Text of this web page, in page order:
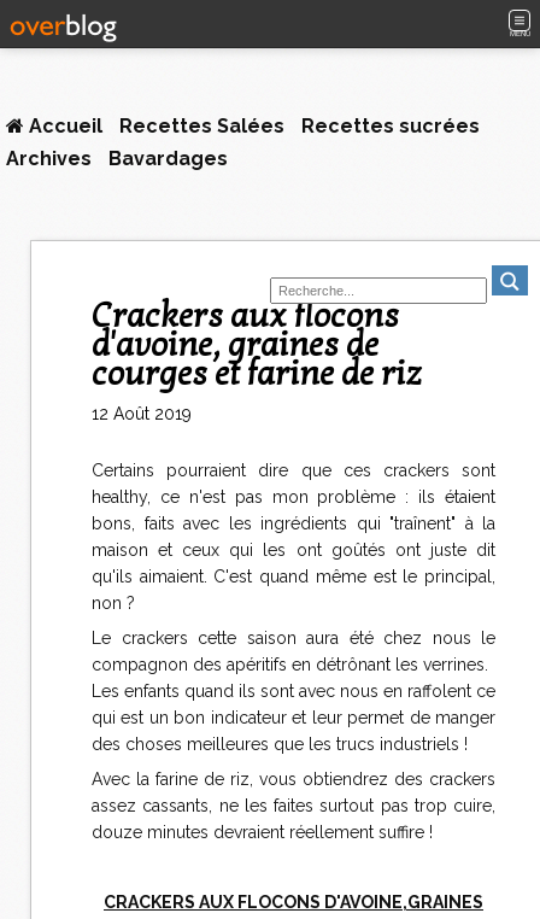
MENU
Accueil Recettes Salées
Recettes sucrées
Archives
Bavardages
Crackers aux flocons
d'avoine, graines de
courges et farine de riz
12 Août 2019
Certains pourraient dire que ces crackers sont
healthy, ce n'est pas mon problème : ils étaient
bons, faits avec les ingrédients qui "traînent" à la
maison et ceux qui les ont goûtés ont juste dit
qu'ils aimaient. C'est quand même est le principal,
non ?
Le crackers cette saison aura été chez nous le
compagnon des apéritifs en détrônant les verrines.
Les enfants quand ils sont avec nous en raffolent ce
qui est un bon indicateur et leur permet de manger
des choses meilleures que les trucs industriels !
Avec la farine de riz, vous obtiendrez des crackers
assez cassants, ne les faites surtout pas trop cuire,
douze minutes devraient réellement suffire !
CRACKERS AUX FLOCONS D'AVOINE,GRAINES